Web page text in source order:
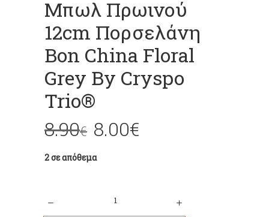
Μπωλ Πρωινού
12cm Πορσελάνη
Bon China Floral
Grey By Cryspo
Trio®
8.90€ 8.00€
2 σε απόθεμα